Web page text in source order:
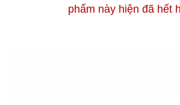
phẩm này hiện đã hết